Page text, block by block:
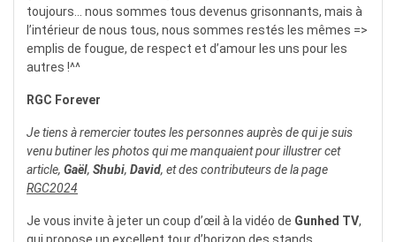
toujours… nous sommes tous devenus grisonnants, mais à
l’intérieur de nous tous, nous sommes restés les mêmes =>
emplis de fougue, de respect et d’amour les uns pour les
autres !^^
RGC Forever
Je tiens à remercier toutes les personnes auprès de qui je suis
venu butiner les photos qui me manquaient pour illustrer cet
article, Gaël, Shubi, David, et des contributeurs de la page
RGC2024
Je vous invite à jeter un coup d’œil à la vidéo de Gunhed TV,
qui propose un excellent tour d’horizon des stands